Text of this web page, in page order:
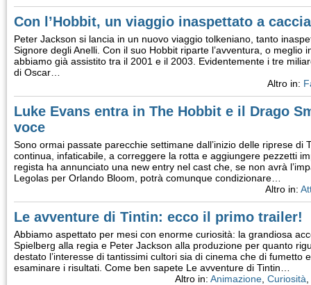
Con l’Hobbit, un viaggio inaspettato a
Peter Jackson si lancia in un nuovo viaggio tolkeniano, tanto
Signore degli Anelli. Con il suo Hobbit riparte l’avventura, o meglio
abbiamo già assistito tra il 2001 e il 2003. Evidentemente i tre
di Oscar…
Altro in:
Luke Evans entra in The Hobbit e il Drago
voce
Sono ormai passate parecchie settimane dall’inizio delle riprese di
continua, infaticabile, a correggere la rotta e aggiungere pezzetti
regista ha annunciato una new entry nel cast che, se non avrà
Legolas per Orlando Bloom, potrà comunque condizionare…
Altro in:
Le avventure di Tintin: ecco il primo trailer!
Abbiamo aspettato per mesi con enorme curiosità: la grandiosa
Spielberg alla regia e Peter Jackson alla produzione per quanto
destato l’interesse di tantissimi cultori sia di cinema che di fumetto
esaminare i risultati. Come ben sapete Le avventure di Tintin…
Altro in: Animazione Curiosità